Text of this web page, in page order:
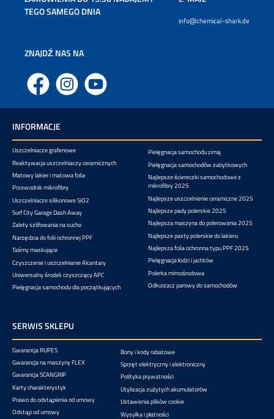
TEGO SAMEGO DNIA
info@chemical-shark.de
ZNAJDŹ NAS NA
Facebook Instagram YouTube
INFORMACJE
Uszczelniacze grafenowe
Reaktywacja uszczelniaczy ceramicznych
Matowy lakier i matowa folia
Przewodnik mikrofibry
Uszczelniacze silikonowe SiO2
Surf City Garage Dash Away
Zalety szlifowania na sucho
Narzędzia do folii ochronnej PPF
Taśmy maskujące
Czyszczenie i uszczelnianie Alcantary
Uniwersalny środek czyszczący APC
Pielęgnacja samochodu dla początkujących
Pielęgnacja samochodu zimą
Pielęgnacja samochodów zabytkowych
Najlepsze ściereczki samochodowe z
mikrofibry 2025
Najlepsze uszczelnienie ceramiczne 2025
Najlepsze pady polerskie 2025
Najlepsza maszyna do polerowania 2025
Najlepsze pasty polerskie do lakieru
Najlepsza folia ochronna typu PPF 2025
Pielęgnacja łodzi i jachtów
Polerka mimośrodowa
Odkurzacz parowy do samochodów
SERWIS SKLEPU
Gwarancja RUPES
Gwarancja na maszyny FLEX
Gwarancja SCANGRIP
Karty charakterystyk
Prawo do odstąpienia od umowy
Odstąp od umowy
Bony i kody rabatowe
Sprzęt elektryczny i elektroniczny
Polityka prywatności
Utylizacja zużytych akumulatorów
Ustawienia plików cookie
Wysyłka i płatności